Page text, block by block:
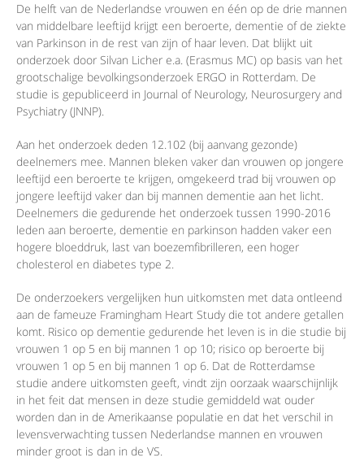
De helft van de Nederlandse vrouwen en één op de drie mannen
van middelbare leeftijd krijgt een beroerte, dementie of de ziekte
van Parkinson in de rest van zijn of haar leven. Dat blijkt uit
onderzoek door Silvan Licher e.a. (Erasmus MC) op basis van het
grootschalige bevolkingsonderzoek ERGO in Rotterdam. De
studie is gepubliceerd in Journal of Neurology, Neurosurgery and
Psychiatry (JNNP).
Aan het onderzoek deden 12.102 (bij aanvang gezonde)
deelnemers mee. Mannen bleken vaker dan vrouwen op jongere
leeftijd een beroerte te krijgen, omgekeerd trad bij vrouwen op
jongere leeftijd vaker dan bij mannen dementie aan het licht.
Deelnemers die gedurende het onderzoek tussen 1990-2016
leden aan beroerte, dementie en parkinson hadden vaker een
hogere bloeddruk, last van boezemfibrilleren, een hoger
cholesterol en diabetes type 2.
De onderzoekers vergelijken hun uitkomsten met data ontleend
aan de fameuze Framingham Heart Study die tot andere getallen
komt. Risico op dementie gedurende het leven is in die studie bij
vrouwen 1 op 5 en bij mannen 1 op 10; risico op beroerte bij
vrouwen 1 op 5 en bij mannen 1 op 6. Dat de Rotterdamse
studie andere uitkomsten geeft, vindt zijn oorzaak waarschijnlijk
in het feit dat mensen in deze studie gemiddeld wat ouder
worden dan in de Amerikaanse populatie en dat het verschil in
levensverwachting tussen Nederlandse mannen en vrouwen
minder groot is dan in de VS.